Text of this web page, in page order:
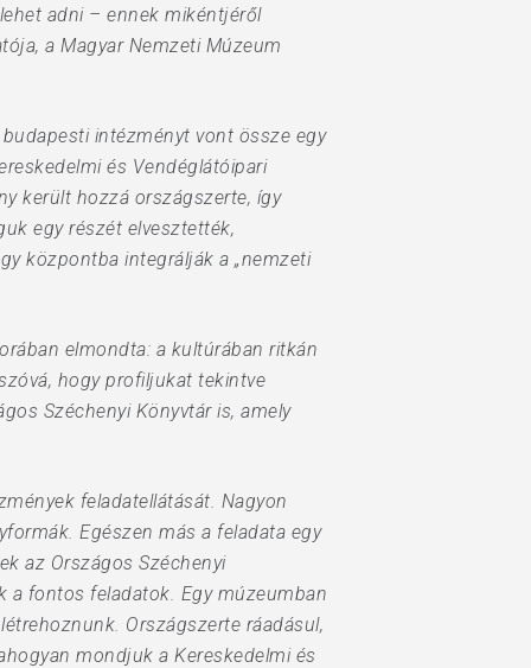
adni – ennek mikéntjéről
a Magyar Nemzeti Múzeum
intézményt vont össze egy
és Vendéglátóipari
került hozzá országszerte, így
egy részét elvesztették,
központba integrálják a „nemzeti
elmondta: a kultúrában ritkán
hogy profiljukat tekintve
Széchenyi Könyvtár is, amely
feladatellátását. Nagyon
Egészen más a feladata egy
az Országos Széchenyi
a fontos feladatok. Egy múzeumban
Országszerte ráadásul,
mondjuk a Kereskedelmi és